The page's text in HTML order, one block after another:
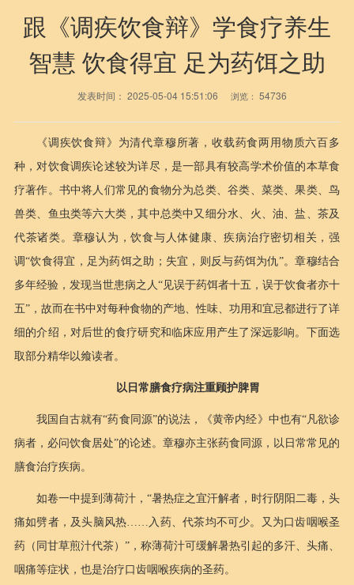
跟《调疾饮食辩》学食疗养生
智慧 饮食得宜 足为药饵之助
发表时间： 2025-05-04 15:51:06 浏览： 54736
《调疾饮食辩》为清代章穆所著，收载药食两用物质六百多
种，对饮食调疾论述较为详尽，是一部具有较高学术价值的本草食
疗著作。书中将人们常见的食物分为总类、谷类、菜类、果类、鸟
兽类、鱼虫类等六大类，其中总类中又细分水、火、油、盐、茶及
代茶诸类。章穆认为，饮食与人体健康、疾病治疗密切相关，强
调“饮食得宜，足为药饵之助；失宜，则反与药饵为仇”。章穆结合
多年经验，发现当世患病之人“见误于药饵者十五，误于饮食者亦十
五”，故而在书中对每种食物的产地、性味、功用和宜忌都进行了详
细的介绍，对后世的食疗研究和临床应用产生了深远影响。下面选
取部分精华以飨读者。
以日常膳食疗病注重顾护脾胃
我国自古就有“药食同源”的说法，《黄帝内经》中也有“凡欲诊
病者，必问饮食居处”的论述。章穆亦主张药食同源，以日常常见的
膳食治疗疾病。
如卷一中提到薄荷汁，“暑热症之宜汗解者，时行阴阳二毒，头
痛如劈者，及头脑风热……入药、代茶均不可少。又为口齿咽喉圣
药（同甘草煎汁代茶）”，称薄荷汁可缓解暑热引起的多汗、头痛、
咽痛等症状，也是治疗口齿咽喉疾病的圣药。